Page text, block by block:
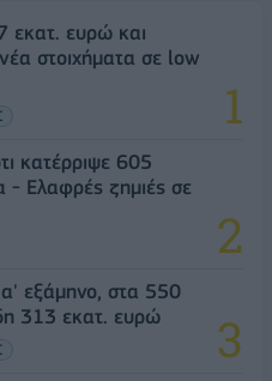
εκατ. ευρώ και
στοιχήματα σε low
κατέρριψε 605
- Ελαφρές ζημιές σε
εξάμηνο, στα 550
313 εκατ. ευρώ